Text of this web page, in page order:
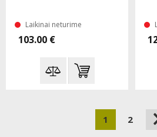
Laikinai neturime
103.00 €
1 2